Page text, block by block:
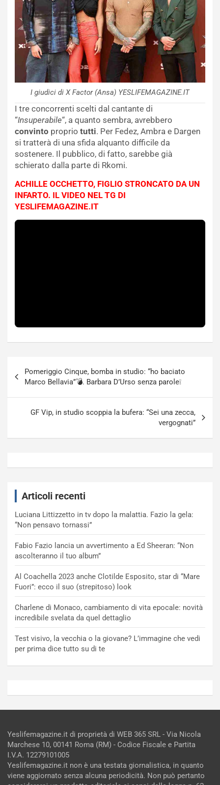
I giudici di X Factor (Ansa) YESLIFEMAGAZINE.IT
I tre concorrenti scelti dal cantante di
“Insuperabile“, a quanto sembra, avrebbero
convinto proprio tutti. Per Fedez, Ambra e Dargen
si tratterà di una sfida alquanto difficile da
sostenere. Il pubblico, di fatto, sarebbe già
schierato dalla parte di Rkomi.
ACHILLE OCCHETTO, FIGLIO STRONCATO DA UN
INFARTO. IL VIDEO NEL TG DI
YESLIFEMAGAZINE.IT
articoli
Pomeriggio Cinque, bomba in studio: “ho baciato
Marco Bellavia”💣. Barbara D’Urso senza parole❕
GF Vip, in studio scoppia la bufera: “Sei una zecca,
vergognati”
Articoli recenti
Luciana Littizzetto in tv dopo la malattia. Fazio la gela:
“Non pensavo tornassi”
Fabio Fazio lancia un avvertimento a Ed Sheeran: “Non
ascolteranno il tuo album”
Al Coachella 2023 anche Clotilde Esposito, star di “Mare
Fuori”: ecco il suo (strepitoso) look
Charlene di Monaco, cambiamento di vita epocale: novità
incredibile svelata da quel dettaglio
Test visivo, la vecchia o la giovane? L’immagine che vedi
per prima dice tutto su di te
Yeslifemagazine.it di proprietà di WEB 365 SRL - Via Nicola
Marchese 10, 00141 Roma (RM) - Codice Fiscale e Partita
I.V.A. 12279101005
Yeslifemagazine.it non è una testata giornalistica, in quanto
viene aggiornato senza alcuna periodicità. Non può pertanto